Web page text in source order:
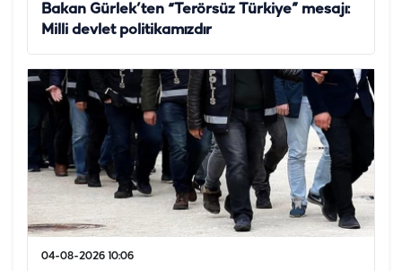
Bakan Gürlek’ten “Terörsüz Türkiye” mesajı:
Milli devlet politikamızdır
04-08-2026 10:06